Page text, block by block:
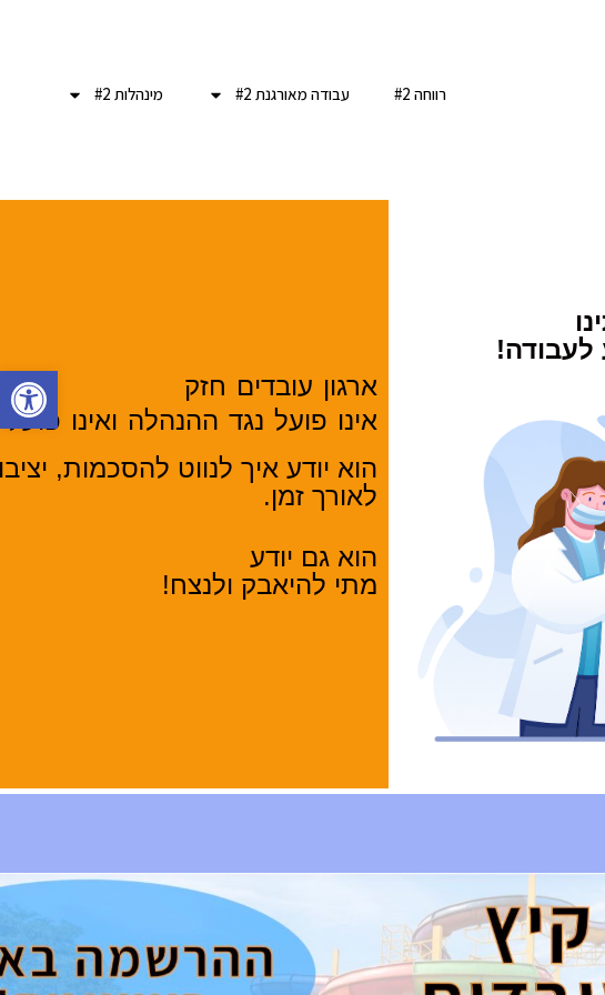
פתח
רווחה #2 עבודה מאורגנת #2 מינהלות #2
לעבודה!
ארגון עובדים חזק
אינו פועל נגד ההנהלה ואינו
הוא יודע איך לנווט להסכמות,
לאורך זמן.
הוא גם יודע
מתי להיאבק ולנצח!